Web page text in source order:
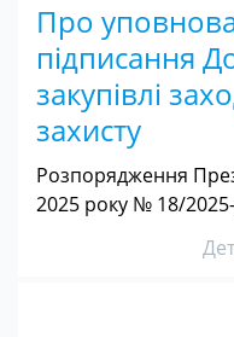
Про
підписання
закупівлі
захисту
Розпорядження
2025 року № 18/